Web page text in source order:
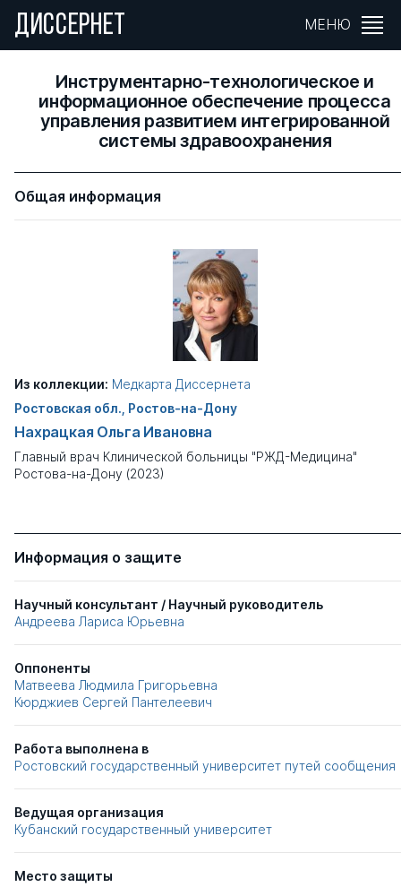
ДИССЕРНЕТ МЕНЮ
Инструментарно-технологическое и
информационное обеспечение процесса
управления развитием интегрированной
системы здравоохранения
Общая информация
Из коллекции: Медкарта Диссернета
Ростовская обл., Ростов-на-Дону
Нахрацкая Ольга Ивановна
Главный врач Клинической больницы "РЖД-Медицина"
Ростова-на-Дону (2023)
Информация о защите
Научный консультант / Научный руководитель
Андреева Лариса Юрьевна
Оппоненты
Матвеева Людмила Григорьевна
Кюрджиев Сергей Пантелеевич
Работа выполнена в
Ростовский государственный университет путей сообщения
Ведущая организация
Кубанский государственный университет
Место защиты